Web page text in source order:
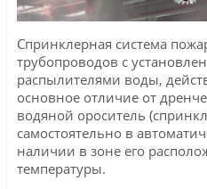
Спринклерная система
трубопроводов с
распылителями воды,
основное отличие от
водяной ороситель
самостоятельно в
наличии в зоне его
температуры.